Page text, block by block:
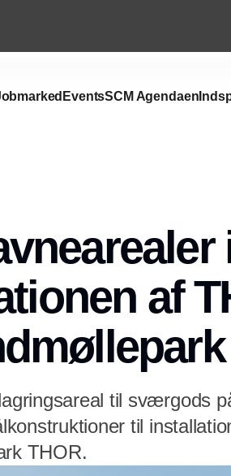
EventsSCM Agendaen
af
til sværgods
til
THOR.